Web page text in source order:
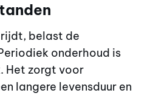
rijdt, belast de
onderhoud is
Het zorgt voor
langere levensduur en